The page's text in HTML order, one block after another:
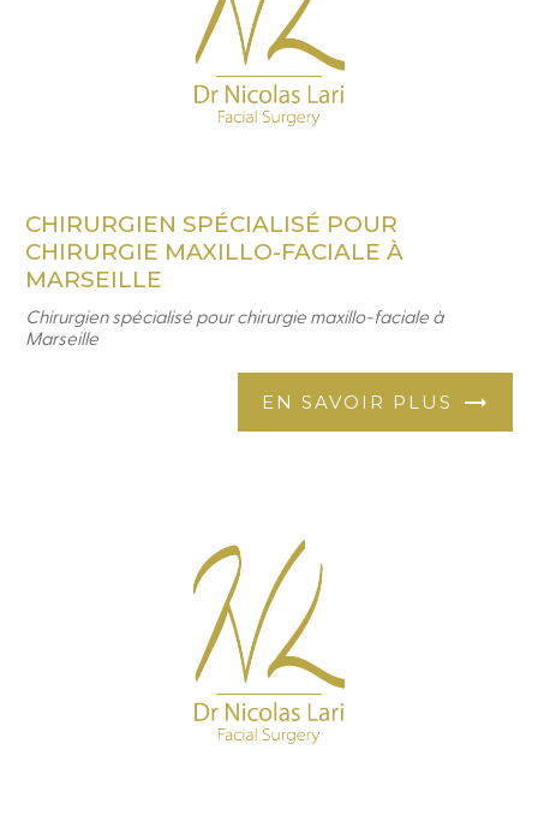
CHIRURGIEN SPÉCIALISÉ POUR
CHIRURGIE MAXILLO-FACIALE À
MARSEILLE
Chirurgien spécialisé pour chirurgie maxillo-faciale à
Marseille
EN SAVOIR PLUS